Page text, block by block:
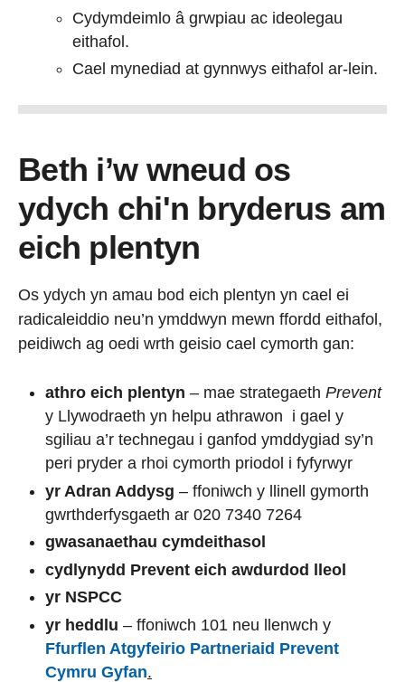
Cydymdeimlo â grwpiau ac ideolegau
eithafol.
Cael mynediad at gynnwys eithafol ar-lein.
Beth i’w wneud os
ydych chi'n bryderus am
eich plentyn
Os ydych yn amau bod eich plentyn yn cael ei
radicaleiddio neu’n ymddwyn mewn ffordd eithafol,
peidiwch ag oedi wrth geisio cael cymorth gan:
athro eich plentyn – mae strategaeth Prevent
y Llywodraeth yn helpu athrawon i gael y
sgiliau a’r technegau i ganfod ymddygiad sy’n
peri pryder a rhoi cymorth priodol i fyfyrwyr
yr Adran Addysg – ffoniwch y llinell gymorth
gwrthderfysgaeth ar 020 7340 7264
gwasanaethau cymdeithasol
cydlynydd Prevent eich awdurdod lleol
yr NSPCC
yr heddlu – ffoniwch 101 neu llenwch y
Ffurflen Atgyfeirio Partneriaid Prevent
Cymru Gyfan.